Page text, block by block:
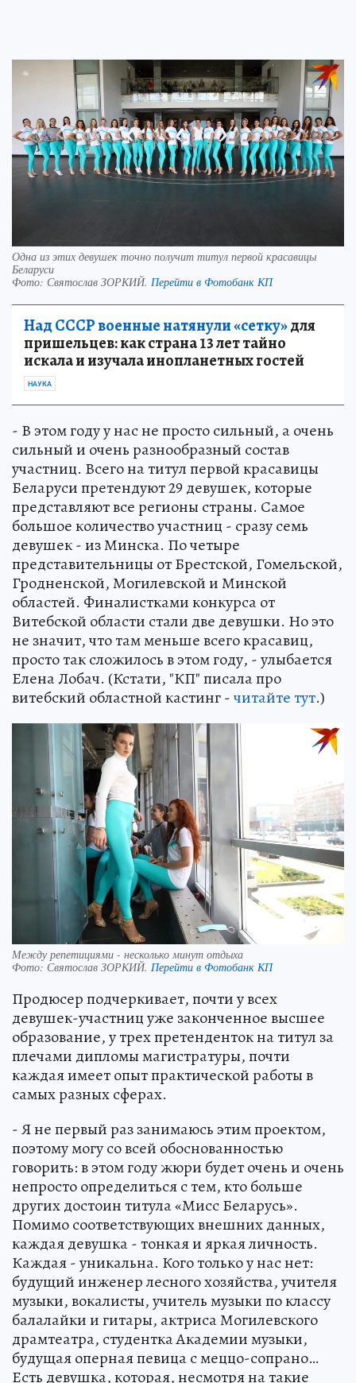
Одна из этих девушек точно получит титул первой красавицы
Беларуси
Фото: Святослав ЗОРКИЙ. Перейти в Фотобанк КП
Над СССР военные натянули «сетку»для
пришельцев: как страна 13 лет тайно
искала и изучала инопланетных гостей
НАУКА
- В этом году у нас не просто сильный, а очень
сильный и очень разнообразный состав
участниц. Всего на титул первой красавицы
Беларуси претендуют 29 девушек, которые
представляют все регионы страны. Самое
большое количество участниц - сразу семь
девушек - из Минска. По четыре
представительницы от Брестской, Гомельской,
Гродненской, Могилевской и Минской
областей. Финалистками конкурса от
Витебской области стали две девушки. Но это
не значит, что там меньше всего красавиц,
просто так сложилось в этом году, - улыбается
Елена Лобач. (Кстати, "КП" писала про
витебский областной кастинг -читайте тут.)
Между репетициями - несколько минут отдыха
Фото: Святослав ЗОРКИЙ. Перейти в Фотобанк КП
Продюсер подчеркивает, почти у всех
девушек-участниц уже законченное высшее
образование, у трех претенденток на титул за
плечами дипломы магистратуры, почти
каждая имеет опыт практической работы в
самых разных сферах.
- Я не первый раз занимаюсь этим проектом,
поэтому могу со всей обоснованностью
говорить: в этом году жюри будет очень и очень
непросто определиться с тем, кто больше
других достоин титула «Мисс Беларусь».
Помимо соответствующих внешних данных,
каждая девушка - тонкая и яркая личность.
Каждая - уникальна. Кого только у нас нет:
будущий инженер лесного хозяйства, учителя
музыки, вокалисты, учитель музыки по классу
балалайки и гитары, актриса Могилевского
драмтеатра, студентка Академии музыки,
будущая оперная певица с меццо-сопрано…
Есть девушка, которая, несмотря на такие